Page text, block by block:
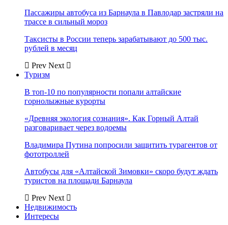
Пассажиры автобуса из Барнаула в Павлодар застряли на
трассе в сильный мороз
Таксисты в России теперь зарабатывают до 500 тыс.
рублей в месяц
Prev Next
Туризм
В топ-10 по популярности попали алтайские
горнолыжные курорты
«Древняя экология сознания». Как Горный Алтай
разговаривает через водоемы
Владимира Путина попросили защитить турагентов от
фототроллей
Автобусы для «Алтайской Зимовки» скоро будут ждать
туристов на площади Барнаула
Prev Next
Недвижимость
Интересы